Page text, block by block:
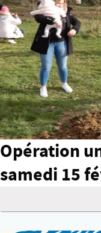
Opération
samedi 15